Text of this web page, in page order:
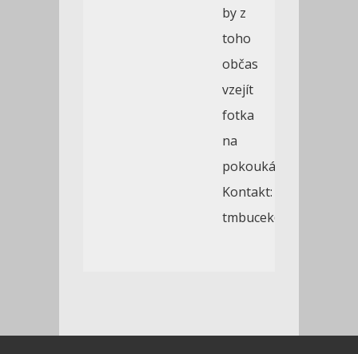
by z
toho
občas
vzejít
fotka
na
pokoukání.
Kontakt:
tmbucek@gmail.com